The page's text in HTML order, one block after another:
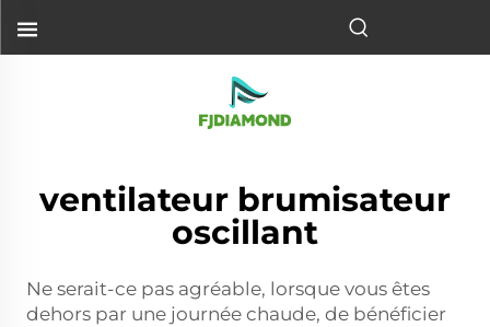
ventilateur brumisateur
oscillant
Ne serait-ce pas agréable, lorsque vous êtes
dehors par une journée chaude, de bénéficier